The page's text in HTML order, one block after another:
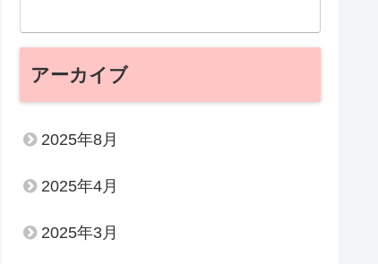
アーカイブ
2025年8月
2025年4月
2025年3月